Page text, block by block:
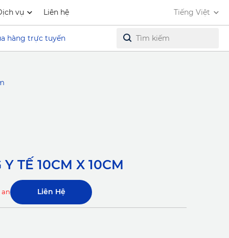
vụ Liên hệ Tiếng Việt
hàng trực tuyến
TẾ 10CM X 10CM
unavailable.
Liên Hệ